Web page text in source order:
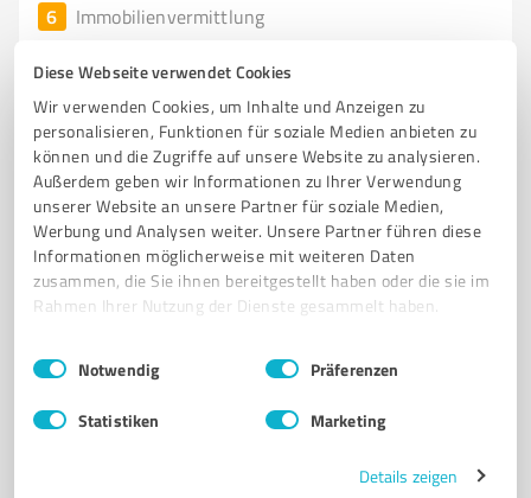
Diese Webseite verwendet Cookies
Wir verwenden Cookies, um Inhalte und Anzeigen zu
personalisieren, Funktionen für soziale Medien anbieten zu
können und die Zugriffe auf unsere Website zu analysieren.
Außerdem geben wir Informationen zu Ihrer Verwendung
unserer Website an unsere Partner für soziale Medien,
Werbung und Analysen weiter. Unsere Partner führen diese
Informationen möglicherweise mit weiteren Daten
zusammen, die Sie ihnen bereitgestellt haben oder die sie im
Rahmen Ihrer Nutzung der Dienste gesammelt haben.
Impressum Datenschutzbestimmungen
Einwilligungsauswahl
Notwendig Präferenzen
Statistiken Marketing
Details zeigen
6 Immobilienvermittlung
HSI Margret Scharf Immobilien GbR – Ihr
Immobilienmakler in Lengede und Umgebung
IMMOBILIEN IMMOBILIENMAKLER HAUSKAUF
WOHNUNGSVERKAUF GRUNDSTÜCKE
Barbecker Str. 5, 38268 Lengede
Tel. 05344 95980 info@hsi-lengede.de hsi-lengede.de
24Bewertungen (1 Quelle)